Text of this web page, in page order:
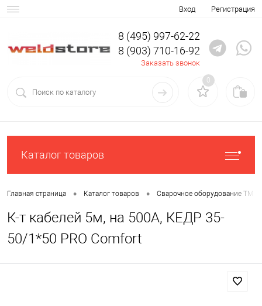
Вход Регистрация
8 (495) 997-62-22
8 (903) 710-16-92
Заказать звонок
0
Каталог товаров
Главная страница • Каталог товаров • Сварочное оборудование ТМ
К-т кабелей 5м, на 500А, КЕДР 35-
50/1*50 PRO Comfort